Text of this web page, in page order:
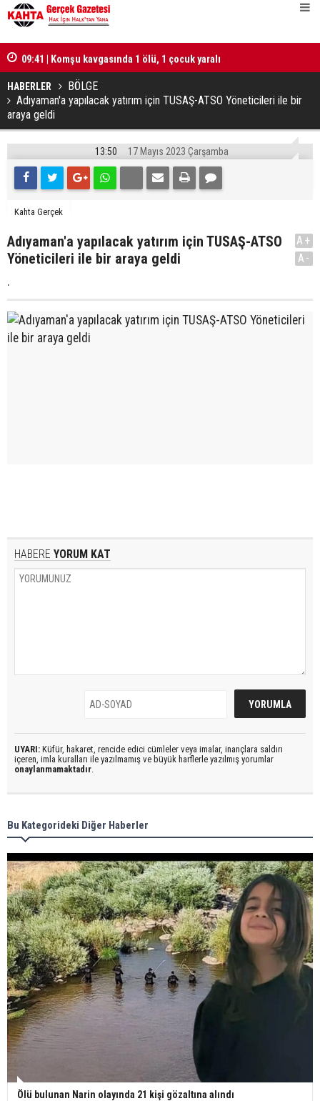
09:41 | Komşu kavgasında 1 ölü, 1 çocuk yaralı
HABERLER
BÖLGE
Adıyaman'a yapılacak yatırım için TUSAŞ-ATSO Yöneticileri ile bir
araya geldi
13:50 17 Mayıs 2023 Çarşamba
Kahta Gerçek
Adıyaman'a yapılacak yatırım için TUSAŞ-ATSO
Yöneticileri ile bir araya geldi
.
A+
A-
HABERE YORUM KAT
UYARI: Küfür, hakaret, rencide edici cümleler veya imalar, inançlara saldırı
içeren, imla kuralları ile yazılmamış ve büyük harflerle yazılmış yorumlar
onaylanmamaktadır.
Bu Kategorideki Diğer Haberler
Ölü bulunan Narin olayında 21 kişi gözaltına alındı